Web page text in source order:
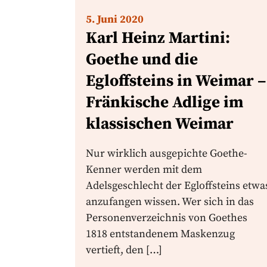
5. Juni 2020
Karl Heinz Martini:
Goethe und die
Egloffsteins in Weimar –
Fränkische Adlige im
klassischen Weimar
Nur wirklich ausgepichte Goethe-
Kenner werden mit dem
Adelsgeschlecht der Egloffsteins
anzufangen wissen. Wer sich in das
Personenverzeichnis von Goethes
1818 entstandenem Maskenzug
vertieft, den […]